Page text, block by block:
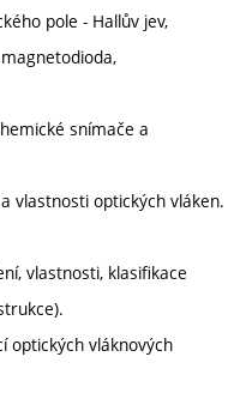
pole - Hallův jev,
snímače a
vlastnosti optických vláken.
vlastnosti, klasifikace
optických vláknových